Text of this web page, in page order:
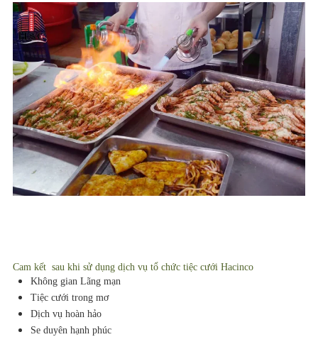
Cam kết sau khi sử dụng dịch vụ tổ chức tiệc cưới Hacinco
Không gian Lãng mạn
Tiệc cưới trong mơ
Dịch vụ hoàn hảo
Se duyên hạnh phúc